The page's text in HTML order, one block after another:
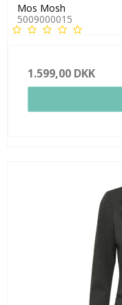
Mos Mosh
5009000015
1.599,00 DKK